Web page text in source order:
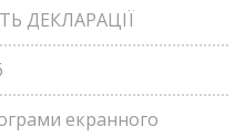
ДЕКЛАРАЦІЇ
екранного